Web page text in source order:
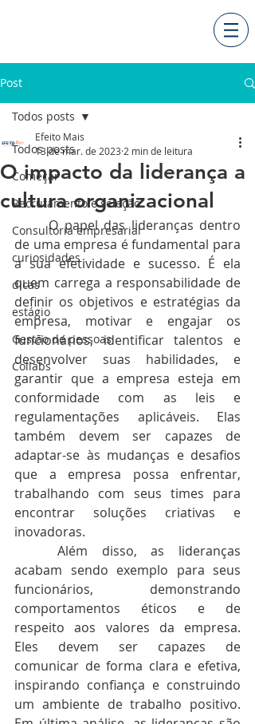
Post
Todos posts
Começar
Recrutamento e seleção
Consultoria empresarial
curiosidades
dicas
estágio
Gestão de pessoas
Collabs
Todos posts
O impacto da liderança a
cultura organizacional
Efeito Mais
13 de mar. de 2023 2 min de leitura
	O papel das lideranças dentro
de uma empresa é fundamental para
a sua efetividade e sucesso. É ela
quem carrega a responsabilidade de
definir os objetivos e estratégias da
empresa, motivar e engajar os
funcionários, identificar talentos e
desenvolver suas habilidades, e
garantir que a empresa esteja em
conformidade com as leis e
regulamentações aplicáveis. Elas
também devem ser capazes de
adaptar-se às mudanças e desafios
que a empresa possa enfrentar,
trabalhando com seus times para
encontrar soluções criativas e
inovadoras.
acabam sendo exemplo para seus
funcionários, demonstrando
comportamentos éticos e de
respeito aos valores da empresa.
Eles devem ser capazes de
comunicar de forma clara e efetiva,
inspirando confiança e construindo
um ambiente de trabalho positivo.